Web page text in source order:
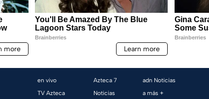
en vivo
TV Azteca
Azteca 7
Noticias
adn Noticias
a más +